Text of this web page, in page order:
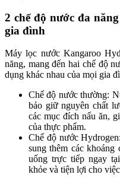
2 chế độ nước đa
gia đình
Máy lọc nước Kangaroo
năng, mang đến hai chế độ
dụng khác nhau của mọi gia
Chế độ nước thường:
bảo giữ nguyên chất
các mục đích nấu ăn,
của thực phẩm.
Chế độ nước
sung thêm các khoáng
uống trực tiếp ngay
khỏe và tiện lợi cho